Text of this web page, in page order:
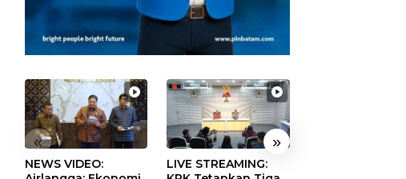
« »
NEWS VIDEO:
LIVE STREAMING: